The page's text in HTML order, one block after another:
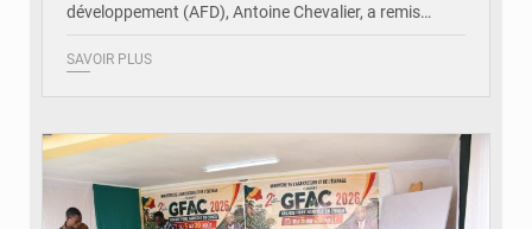
développement (AFD), Antoine Chevalier, a remis…
SAVOIR PLUS